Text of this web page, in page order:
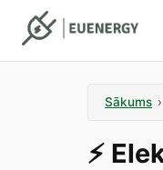
Sākums ›
⚡️